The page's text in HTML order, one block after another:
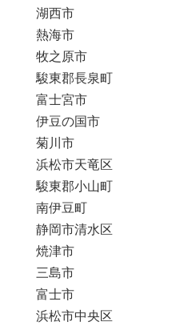
湖西市
熱海市
牧之原市
駿東郡長泉町
富士宮市
伊豆の国市
菊川市
浜松市天竜区
駿東郡小山町
南伊豆町
静岡市清水区
焼津市
三島市
富士市
浜松市中央区